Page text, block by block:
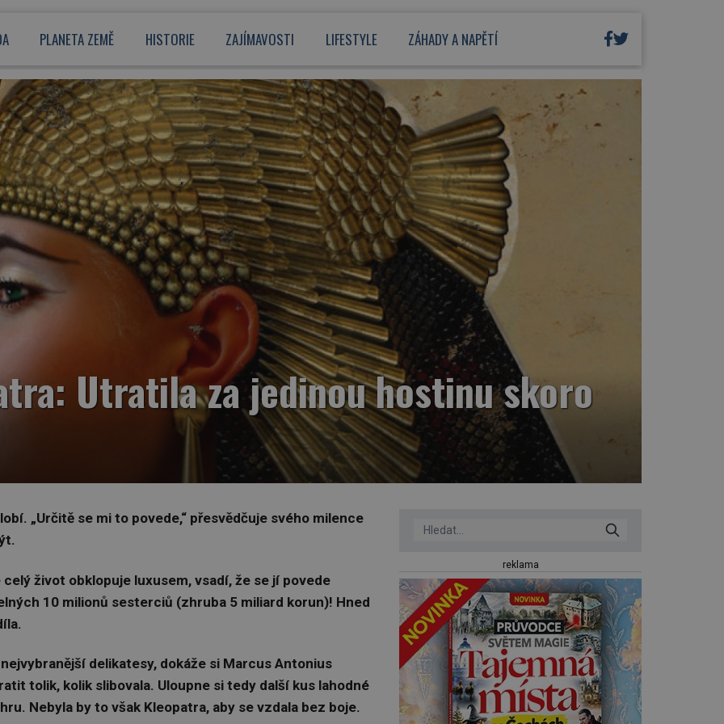
PLANETA ZEMĚ HISTORIE ZAJÍMAVOSTI LIFESTYLE ZÁHADY A NAPĚTÍ
Utratila za jedinou hostinu skoro
„Určitě se mi to povede,“ přesvědčuje svého milence
život obklopuje luxusem, vsadí, že se jí povede
10 milionů sesterciů (zhruba 5 miliard korun)! Hned
delikatesy, dokáže si Marcus Antonius
tolik, kolik slibovala. Uloupne si tedy další kus lahodné
Nebyla by to však Kleopatra, aby se vzdala bez boje.
reklama